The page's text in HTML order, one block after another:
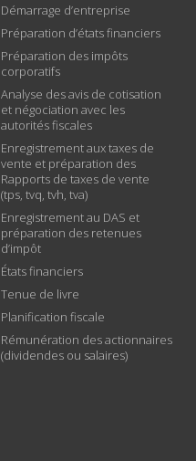
Démarrage d’entreprise
Préparation d’états financiers
Préparation des impôts
corporatifs
Analyse des avis de cotisation
et négociation avec les
autorités fiscales
Enregistrement aux taxes de
vente et préparation des
Rapports de taxes de vente
(tps, tvq, tvh, tva)
Enregistrement au DAS et
préparation des retenues
d’impôt
États financiers
Tenue de livre
Planification fiscale
Rémunération des actionnaires
(dividendes ou salaires)